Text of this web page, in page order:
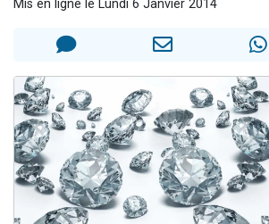
30 personnes viennent de faire un don
12 nouvelles musiques
Mis en ligne le Lundi 6 Janvier 2014